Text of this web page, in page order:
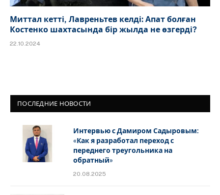
Миттал кетті, Лавреньтев келді: Апат болған
Костенко шахтасында бір жылда не өзгерді?
22.10.2024
ПОСЛЕДНИЕ НОВОСТИ
Интервью с Дамиром Садыровым:
«Как я разработал переход с
переднего треугольника на
обратный»
20.08.2025